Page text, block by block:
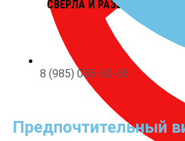
СВЕРЛА И РАЗВЕРТКИ
8 (985) 055-50-55
Предпочтительный